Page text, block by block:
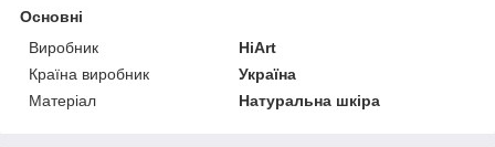
Основні
Виробник
HiArt
Країна виробник
Україна
Матеріал
Натуральна шкіра